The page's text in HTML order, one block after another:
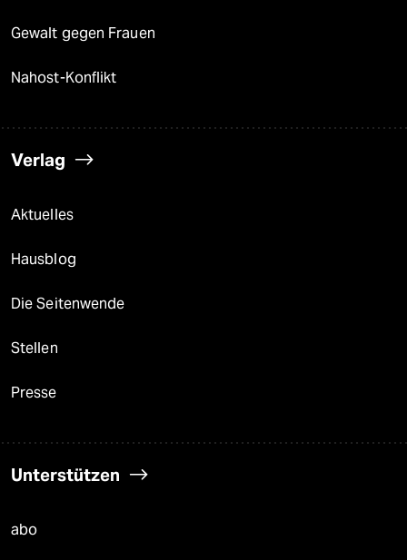
Gewalt gegen Frauen
Nahost-Konflikt
Verlag
Aktuelles
Hausblog
Die Seitenwende
Stellen
Presse
Unterstützen
abo